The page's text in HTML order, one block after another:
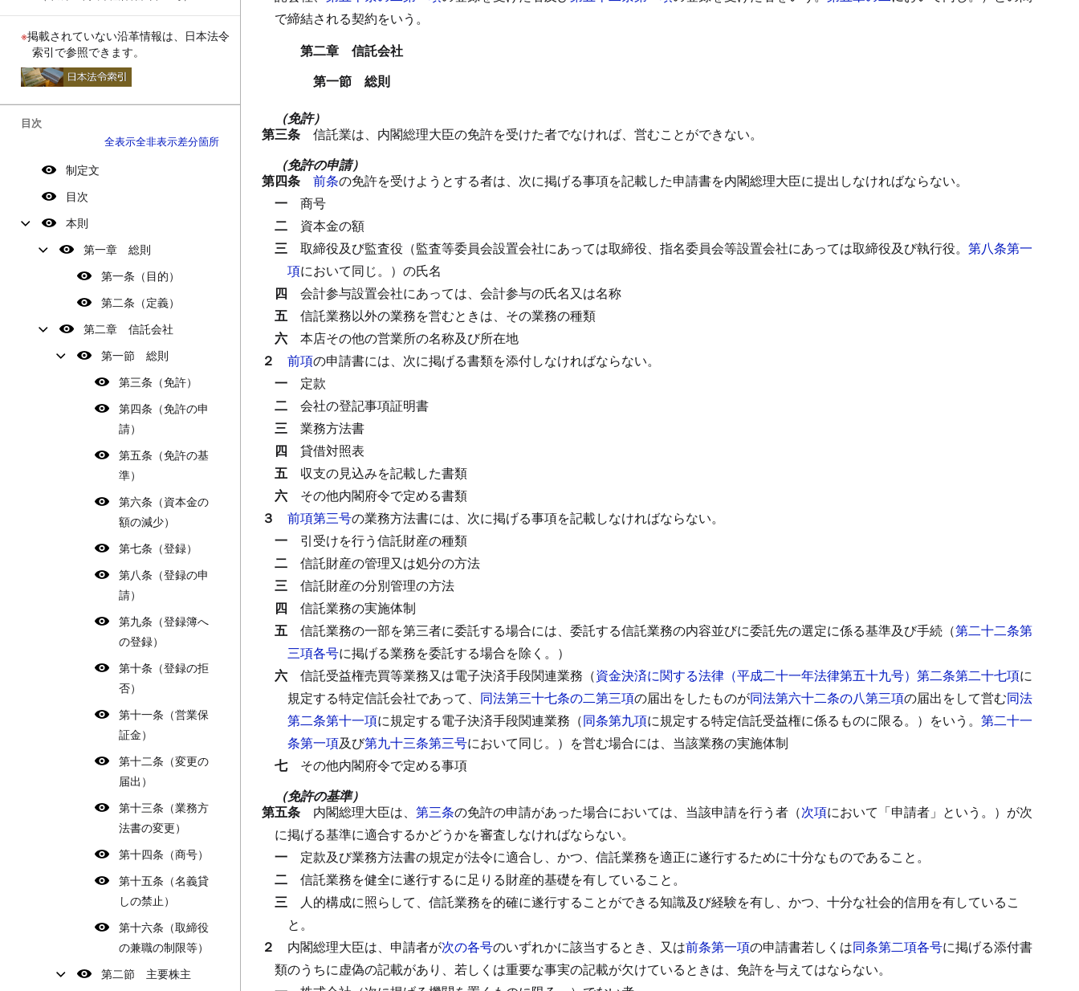
※掲載されていない沿革情報は、日本法令
索引で参照できます。
目次
全表示全非表示差分箇所
制定文
目次
本則
第一章 総則
第一条（目的）
第二条（定義）
第二章 信託会社
第一節 総則
第三条（免許）
第四条（免許の申
請）
第五条（免許の基
準）
第六条（資本金の
額の減少）
第七条（登録）
第八条（登録の申
請）
第九条（登録簿へ
の登録）
第十条（登録の拒
否）
第十一条（営業保
証金）
第十二条（変更の
届出）
第十三条（業務方
法書の変更）
第十四条（商号）
第十五条（名義貸
しの禁止）
第十六条（取締役
の兼職の制限等）
第二節 主要株主
で締結される契約をいう。
第二章 信託会社
第一節 総則
（免許）
第三条 信託業は、内閣総理大臣の免許を受けた者でなければ、営むことができない。
（免許の申請）
第四条 前条の免許を受けようとする者は、次に掲げる事項を記載した申請書を内閣総理大臣に提出しなければならない。
一 商号
二 資本金の額
三 取締役及び監査役（監査等委員会設置会社にあっては取締役、指名委員会等設置会社にあっては取締役及び執行役。 第八条第一
項において同じ。）の氏名
四 会計参与設置会社にあっては、会計参与の氏名又は名称
五 信託業務以外の業務を営むときは、その業務の種類
六 本店その他の営業所の名称及び所在地
２ 前項の申請書には、次に掲げる書類を添付しなければならない。
一 定款
二 会社の登記事項証明書
三 業務方法書
四 貸借対照表
五 収支の見込みを記載した書類
六 その他内閣府令で定める書類
３ 前項第三号の業務方法書には、次に掲げる事項を記載しなければならない。
一 引受けを行う信託財産の種類
二 信託財産の管理又は処分の方法
三 信託財産の分別管理の方法
四 信託業務の実施体制
五 信託業務の一部を第三者に委託する場合には、委託する信託業務の内容並びに委託先の選定に係る基準及び手続（第二十二条第
三項各号に掲げる業務を委託する場合を除く。）
六 信託受益権売買等業務又は電子決済手段関連業務（資金決済に関する法律（平成二十一年法律第五十九号）第二条第二十七項に
規定する特定信託会社であって、 同法第三十七条の二第三項の届出をしたものが同法第六十二条の八第三項の届出をして営む同法
第二条第十一項に規定する電子決済手段関連業務（同条第九項に規定する特定信託受益権に係るものに限る。）をいう。 第二十一
条第一項及び第九十三条第三号において同じ。）を営む場合には、当該業務の実施体制
七 その他内閣府令で定める事項
（免許の基準）
第五条 内閣総理大臣は、 第三条の免許の申請があった場合においては、当該申請を行う者（次項において「申請者」という。）が次
に掲げる基準に適合するかどうかを審査しなければならない。
一 定款及び業務方法書の規定が法令に適合し、かつ、信託業務を適正に遂行するために十分なものであること。
二 信託業務を健全に遂行するに足りる財産的基礎を有していること。
三 人的構成に照らして、信託業務を的確に遂行することができる知識及び経験を有し、かつ、十分な社会的信用を有しているこ
と。
２ 内閣総理大臣は、申請者が次の各号のいずれかに該当するとき、又は前条第一項の申請書若しくは同条第二項各号に掲げる添付書
類のうちに虚偽の記載があり、若しくは重要な事実の記載が欠けているときは、免許を与えてはならない。